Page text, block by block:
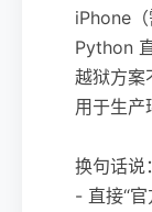
iPhone
Python
越狱方案
用于生产
换句话说：
- 直接“